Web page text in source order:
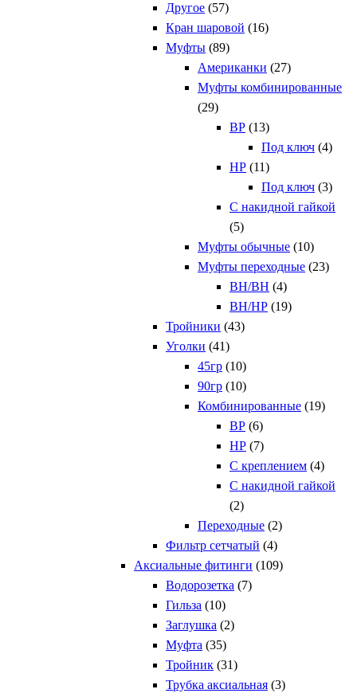
Другое (57)
Кран шаровой (16)
Муфты (89)
Американки (27)
Муфты комбинированные
(29)
ВР (13)
Под ключ (4)
НР (11)
Под ключ (3)
С накидной гайкой
(5)
Муфты обычные (10)
Муфты переходные (23)
ВН/ВН (4)
ВН/НР (19)
Тройники (43)
Уголки (41)
45гр (10)
90гр (10)
Комбинированные (19)
ВР (6)
НР (7)
С креплением (4)
С накидной гайкой
(2)
Переходные (2)
Фильтр сетчатый (4)
Аксиальные фитинги (109)
Водорозетка (7)
Гильза (10)
Заглушка (2)
Муфта (35)
Тройник (31)
Трубка аксиальная (3)